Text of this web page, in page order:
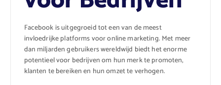
Facebook is uitgegroeid tot een van de meest
invloedrijke platforms voor online marketing. Met meer
dan miljarden gebruikers wereldwijd biedt het enorme
potentieel voor bedrijven om hun merk te promoten,
klanten te bereiken en hun omzet te verhogen.